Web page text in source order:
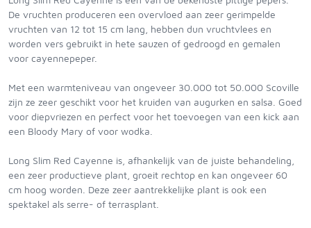
De vruchten produceren een overvloed aan zeer gerimpelde
vruchten van 12 tot 15 cm lang, hebben dun vruchtvlees en
worden vers gebruikt in hete sauzen of gedroogd en gemalen
voor cayennepeper.
Met een warmteniveau van ongeveer 30.000 tot 50.000 Scoville
zijn ze zeer geschikt voor het kruiden van augurken en salsa. Goed
voor diepvriezen en perfect voor het toevoegen van een kick aan
een Bloody Mary of voor wodka.
Long Slim Red Cayenne is, afhankelijk van de juiste behandeling,
een zeer productieve plant, groeit rechtop en kan ongeveer 60
cm hoog worden. Deze zeer aantrekkelijke plant is ook een
spektakel als serre- of terrasplant.